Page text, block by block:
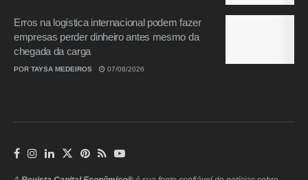
Erros na logística internacional podem fazer
empresas perder dinheiro antes mesmo da
chegada da carga
POR TAYSA MEDEIROS 07/08/2026